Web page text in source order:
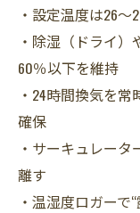
・設定温度は26
・除湿（ドライ
60％以下を維持
・24時間換気を
確保
・サーキュレー
離す
・温湿度ロガー